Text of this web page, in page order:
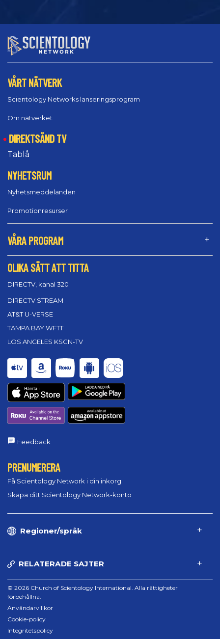
VÅRT NÄTVERK
Scientology Networks lanseringsprogram
Om nätverket
DIREKTSÄND TV
Tablå
NYHETSRUM
Nyhetsmeddelanden
Promotionresurser
VÅRA PROGRAM
OLIKA SÄTT ATT TITTA
DIRECTV, kanal 320
DIRECTV STREAM
AT&T U-VERSE
TAMPA BAY WFTT
LOS ANGELES KSCN-TV
Feedback
PRENUMERERA
Få Scientology Network i din inkorg
Skapa ditt Scientology Network-konto
Regioner/språk
RELATERADE SAJTER
© 2026 Church of Scientology International. Alla rättigheter
förbehållna.
Användarvillkor
Cookie-policy
Integritetspolicy